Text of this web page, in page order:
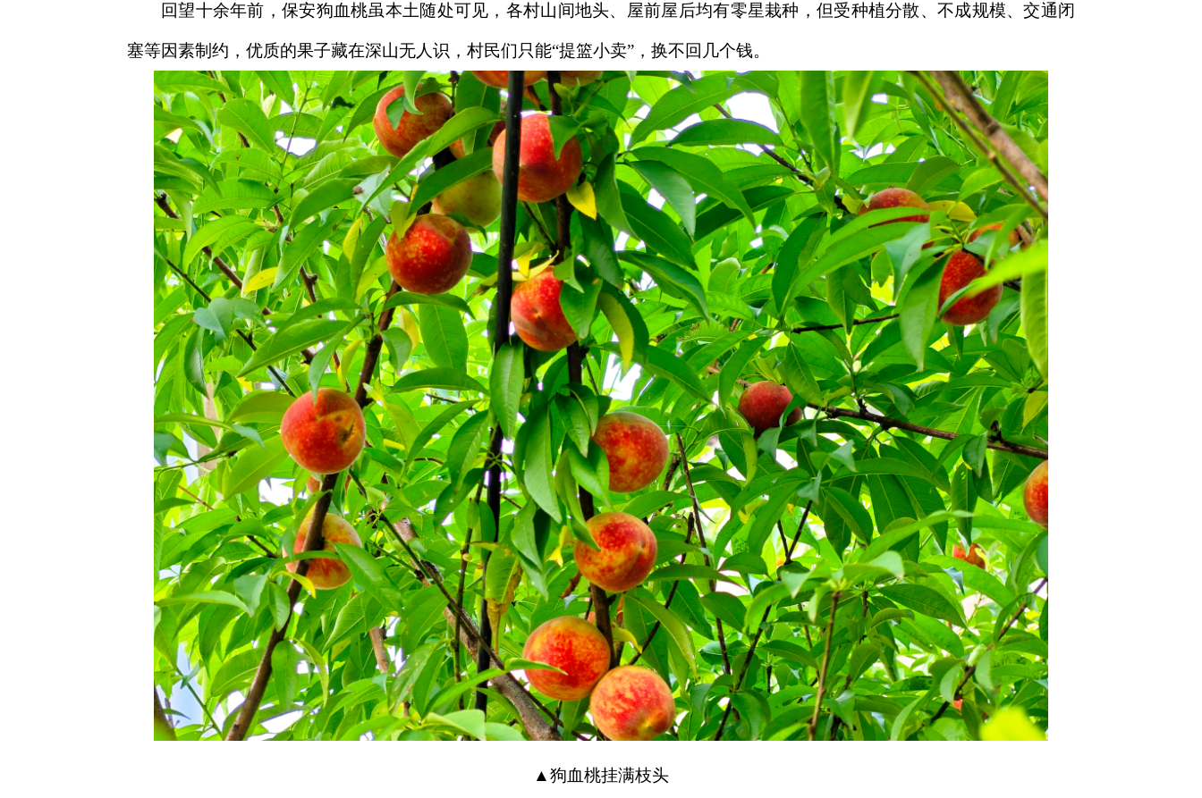
回望十余年前，保安狗血桃虽本土随处可见，各村山间地头、屋前屋后均有零星栽种，但受种植分散、不成规模、交通闭
塞等因素制约，优质的果子藏在深山无人识，村民们只能“提篮小卖”，换不回几个钱。
▲狗血桃挂满枝头